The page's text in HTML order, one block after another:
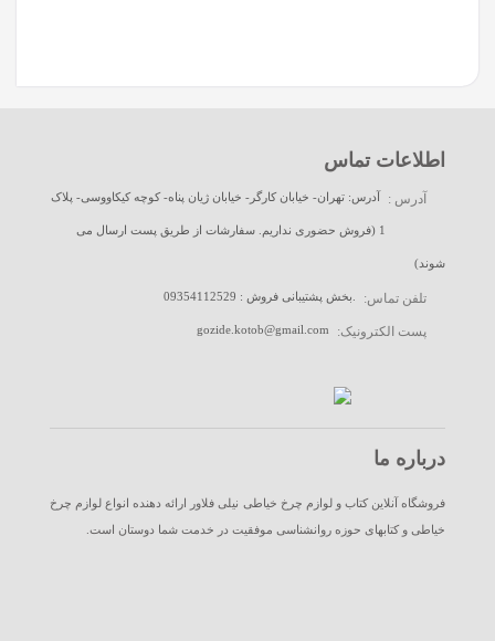
اطلاعات تماس
آدرس : آدرس: تهران- خیابان کارگر- خیابان ژیان پناه- کوچه کیکاووسی- پلاک
1 (فروش حضوری نداریم. سفارشات از طریق پست ارسال می
شوند)
تلفن تماس:
پست الکترونیک: gozide.kotob@gmail.com
درباره ما
فروشگاه آنلاین کتاب و لوازم چرخ خیاطی نیلی فلاور ارائه دهنده انواع لوازم چرخ
خیاطی و کتابهای حوزه روانشناسی موفقیت در خدمت شما دوستان است.